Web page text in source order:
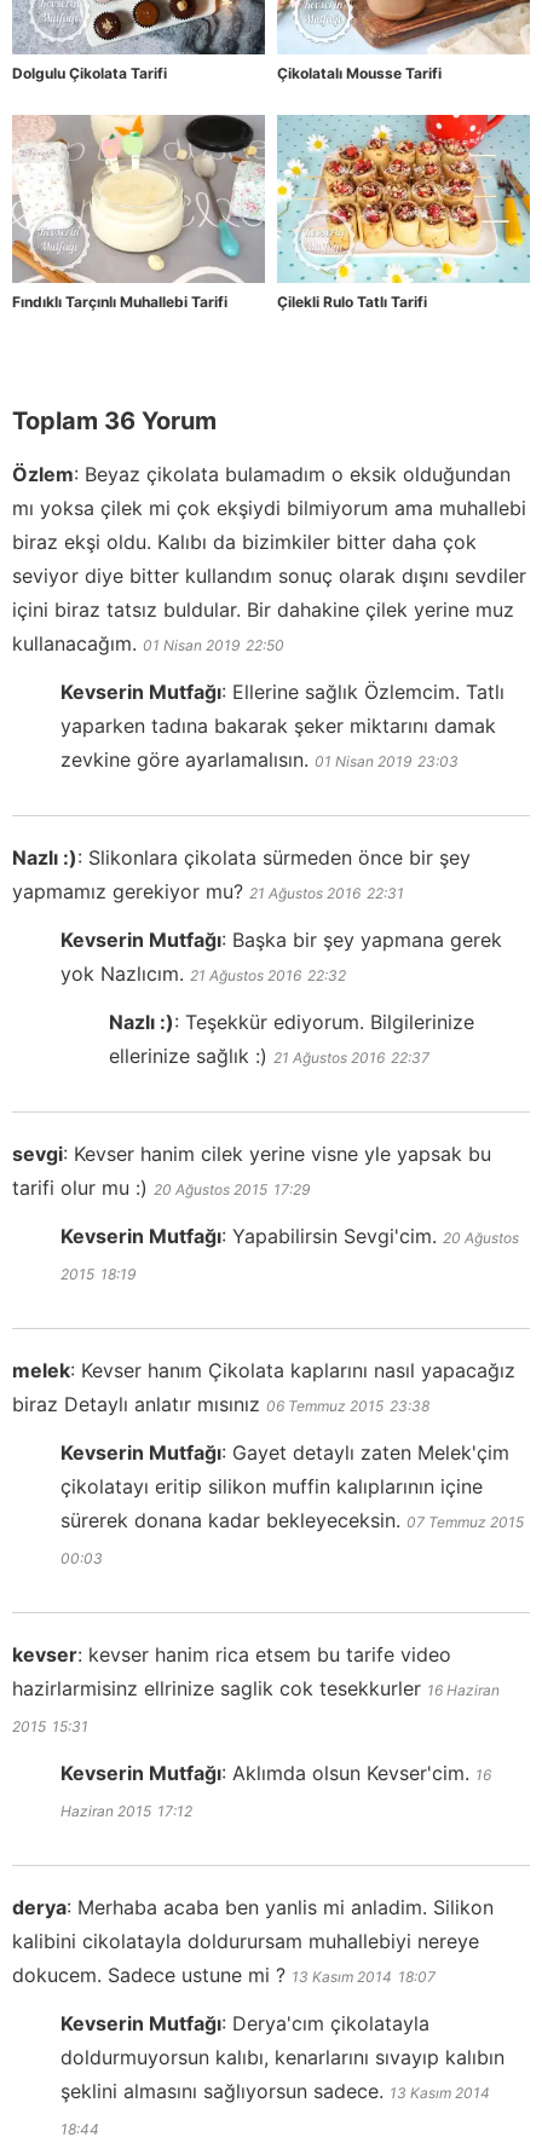
Dolgulu Çikolata Tarifi Çikolatalı Mousse Tarifi
Fındıklı Tarçınlı Muhallebi Tarifi Çilekli Rulo Tatlı Tarifi
Toplam 36 Yorum
Özlem: Beyaz çikolata bulamadım o eksik olduğundan
mı yoksa çilek mi çok ekşiydi bilmiyorum ama muhallebi
biraz ekşi oldu. Kalıbı da bizimkiler bitter daha çok
seviyor diye bitter kullandım sonuç olarak dışını sevdiler
içini biraz tatsız buldular. Bir dahakine çilek yerine muz
kullanacağım. 01 Nisan 2019 22:50
Kevserin Mutfağı: Ellerine sağlık Özlemcim. Tatlı
yaparken tadına bakarak şeker miktarını damak
zevkine göre ayarlamalısın. 01 Nisan 2019 23:03
Nazlı :): Slikonlara çikolata sürmeden önce bir şey
yapmamız gerekiyor mu? 21 Ağustos 2016 22:31
Kevserin Mutfağı: Başka bir şey yapmana gerek
yok Nazlıcım. 21 Ağustos 2016 22:32
Nazlı :): Teşekkür ediyorum. Bilgilerinize
ellerinize sağlık :) 21 Ağustos 2016 22:37
sevgi: Kevser hanim cilek yerine visne yle yapsak bu
tarifi olur mu :) 20 Ağustos 2015 17:29
Kevserin Mutfağı: Yapabilirsin Sevgi'cim. 20 Ağustos
2015 18:19
melek: Kevser hanım Çikolata kaplarını nasıl yapacağız
biraz Detaylı anlatır mısınız 06 Temmuz 2015 23:38
Kevserin Mutfağı: Gayet detaylı zaten Melek'çim
çikolatayı eritip silikon muffin kalıplarının içine
sürerek donana kadar bekleyeceksin. 07 Temmuz 2015
00:03
kevser: kevser hanim rica etsem bu tarife video
hazirlarmisinz ellrinize saglik cok tesekkurler 16 Haziran
2015 15:31
Kevserin Mutfağı: Aklımda olsun Kevser'cim. 16
Haziran 2015 17:12
derya: Merhaba acaba ben yanlis mi anladim. Silikon
kalibini cikolatayla doldurursam muhallebiyi nereye
dokucem. Sadece ustune mi ? 13 Kasım 2014 18:07
Kevserin Mutfağı: Derya'cım çikolatayla
doldurmuyorsun kalıbı, kenarlarını sıvayıp kalıbın
şeklini almasını sağlıyorsun sadece. 13 Kasım 2014
18:44